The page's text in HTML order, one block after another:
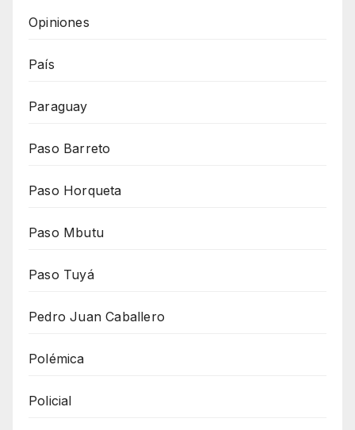
Opiniones
País
Paraguay
Paso Barreto
Paso Horqueta
Paso Mbutu
Paso Tuyá
Pedro Juan Caballero
Polémica
Policial